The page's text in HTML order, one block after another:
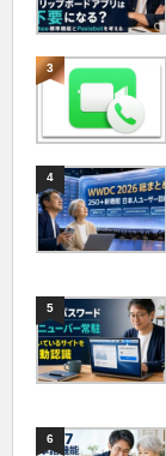
3
4
5
6